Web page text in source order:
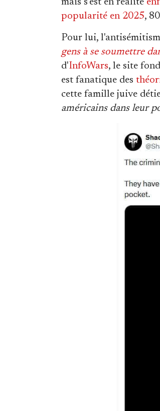
mais s'est en réalité
popularité en 2025,
Pour lui,
gens à se soumettre
d'InfoWars, le site
est fanatique des
cette famille juive
américains dans leur